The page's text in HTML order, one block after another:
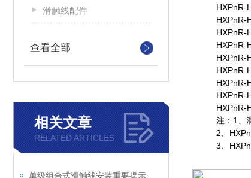
滑触线配件
查看全部
相关文章
RELATED ARTICLES
单级组合式滑触线安装重要提示
HXPnR-
HXPnR-
HXPnR-
HXPnR-
HXPnR-
HXPnR-
HXPnR-
HXPnR-
HXPnR-
注：1、
2、
3、